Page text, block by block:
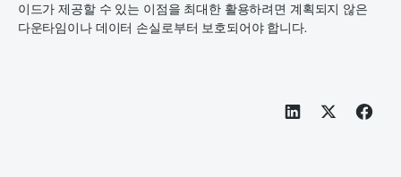
이드가 제공할 수 있는 이점을 최대한 활용하려면 계획되지 않은
다운타임이나 데이터 손실로부터 보호되어야 합니다.